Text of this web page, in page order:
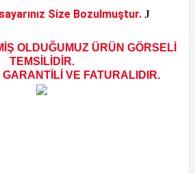
Size Bozulmuştur. J
OLDUĞUMUZ ÜRÜN GÖRSELİ
TEMSİLİDİR.
VE FATURALIDIR.